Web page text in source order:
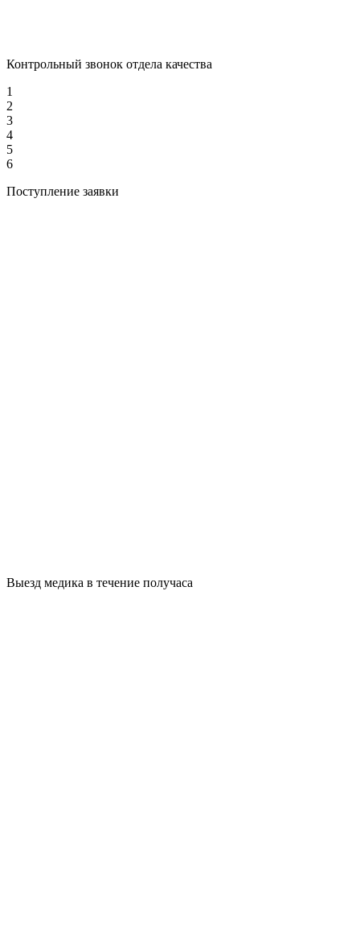
Контрольный звонок отдела качества
1
2
3
4
5
6
Поступление заявки
Выезд медика в течение получаса